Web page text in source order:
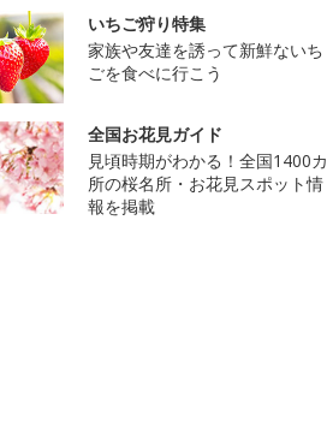
いちご狩り特集
家族や友達を誘って新鮮ないち
ごを食べに行こう
全国お花見ガイド
見頃時期がわかる！全国1400カ
所の桜名所・お花見スポット情
報を掲載